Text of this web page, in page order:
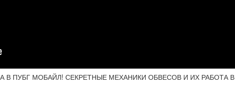
В ПУБГ МОБАЙЛ! СЕКРЕТНЫЕ МЕХАНИКИ ОБВЕСОВ И ИХ РАБОТА В